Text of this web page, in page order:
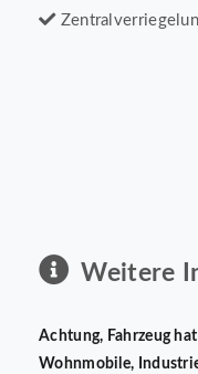
Weitere
Achtung, Fahrzeug
Wohnmobile,